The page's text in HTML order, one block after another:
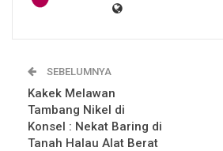
SEBELUMNYA
Kakek Melawan
Tambang Nikel di
Konsel : Nekat Baring di
Tanah Halau Alat Berat